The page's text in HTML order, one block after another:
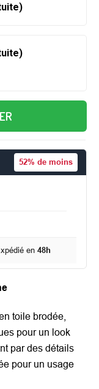
52% de moins
en48h
toile brodée,
pour un look
par des détails
pour un usage